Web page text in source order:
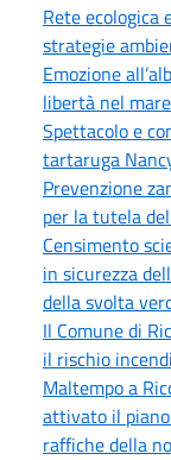
Rete ecologica
strategie
Emozione
libertà nel
Spettacolo e
tartaruga
Prevenzione
per la tutela
Censimento
in sicurezza
della svolta
Il Comune di
il rischio
Maltempo a
attivato il
raffiche della